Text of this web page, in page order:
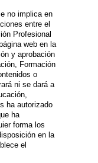
no implica en
entre el
Profesional
web en la
y aprobación
Formación
o
ni se dará a
ha autorizado
ha
forma los
en la
el